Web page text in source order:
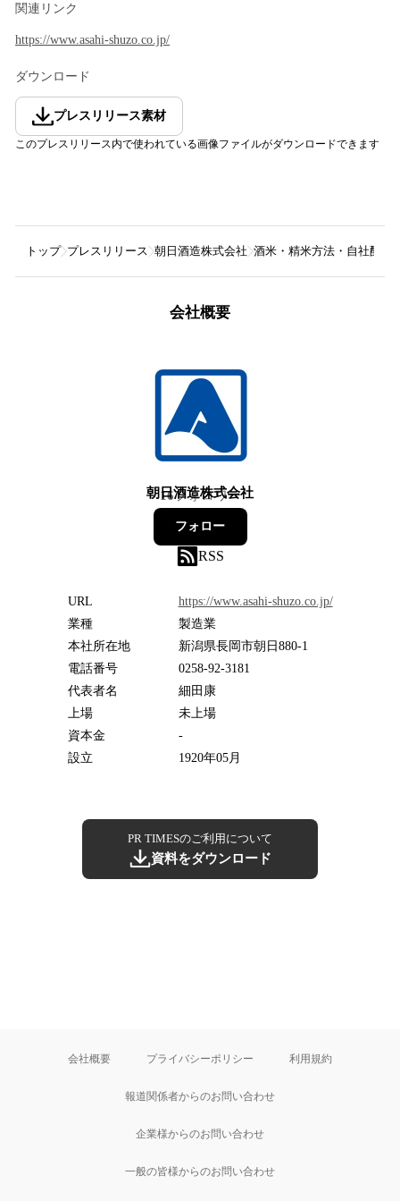
関連リンク
https://www.asahi-shuzo.co.jp/
ダウンロード
プレスリリース素材
このプレスリリース内で使われている画像ファイルがダウンロードできます
トップ プレスリリース 朝日酒造株式会社 酒米・精米方法・自社酵母
会社概要
朝日酒造株式会社
16フォロワー
フォロー
RSS
URL
https://www.asahi-shuzo.co.jp/
業種
製造業
本社所在地
新潟県長岡市朝日880-1
電話番号
0258-92-3181
代表者名
細田康
上場
未上場
資本金
-
設立
1920年05月
PR TIMESのご利用について
資料をダウンロード
会社概要 プライバシーポリシー 利用規約
報道関係者からのお問い合わせ
企業様からのお問い合わせ
一般の皆様からのお問い合わせ